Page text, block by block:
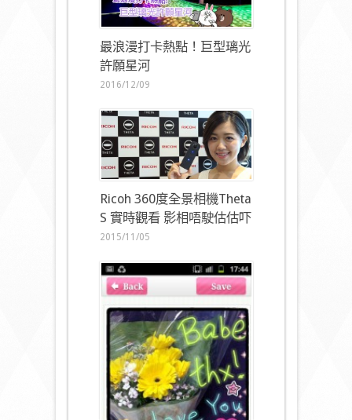
最浪漫打卡熱點！巨型璃光
許願星河
2016/12/09
Ricoh 360度全景相機Theta
S 實時觀看 影相唔駛估估吓
2015/11/05